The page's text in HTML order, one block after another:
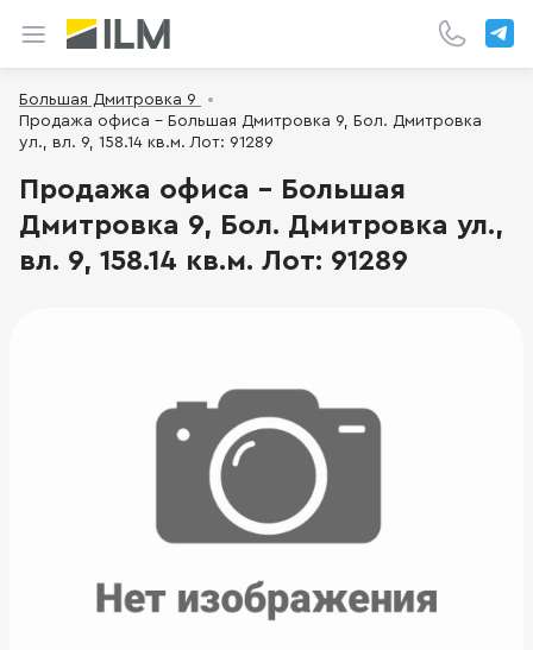
Большая Дмитровка 9
Продажа офиса - Большая Дмитровка 9, Бол. Дмитровка
ул., вл. 9, 158.14 кв.м. Лот: 91289
Продажа офиса - Большая
Дмитровка 9, Бол. Дмитровка ул.,
вл. 9, 158.14 кв.м. Лот: 91289